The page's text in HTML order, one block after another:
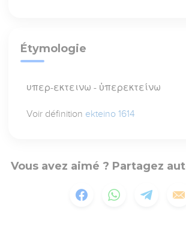
Étymologie
υπερ-εκτεινω - ὑπερεκτείνω
Voir définition ekteino 1614
Vous avez aimé ? Partagez